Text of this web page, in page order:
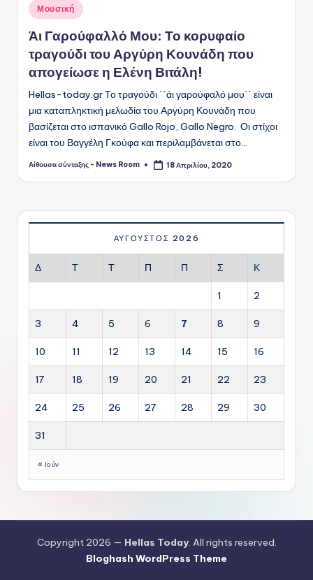
Αναρτήθηκε
σε
Μουσική
Άι Γαρούφαλλό Μου: Το κορυφαίο
τραγούδι του Αργύρη Κουνάδη που
απογείωσε η Ελένη Βιτάλη!
Hellas-today.gr Το τραγούδι ΄΄άι γαρούφαλό μου΄΄ είναι
μια καταπληκτική μελωδία του Αργύρη Κουνάδη που
βασίζεται στο ισπανικό Gallo Rojo, Gallo Negro. Οι στίχοι
είναι του Βαγγέλη Γκούφα και περιλαμβάνεται στο…
Συγγραφέας:
Αίθουσα σύνταξης - News Room 18 Απριλίου, 2020
ΑΎΓΟΥΣΤΟΣ 2026
Δ Τ Τ Π Π Σ Κ
1 2
3 4 5 6 7 8 9
10 11 12 13 14 15 16
17 18 19 20 21 22 23
24 25 26 27 28 29 30
31
« Ιούν
Copyright 2026 — Hellas Today. All rights reserved.
Bloghash WordPress Theme